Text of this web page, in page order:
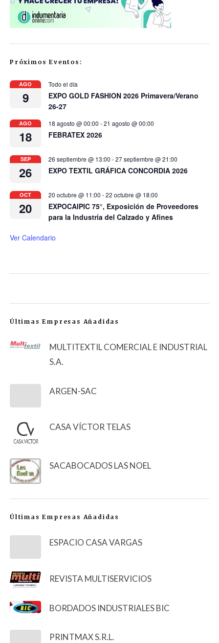
Próximos Eventos:
AGO
9
Todo el día
EXPO GOLD FASHION 2026 Primavera/Verano
26-27
AGO
18
18 agosto @ 00:00 -21 agosto @ 00:00
FEBRATEX 2026
SEP
26
26 septiembre @ 13:00 -27 septiembre @ 21:00
EXPO TEXTIL GRÁFICA CONCORDIA 2026
OCT
20
20 octubre @ 11:00 -22 octubre @ 18:00
EXPOCAIPIC 75°, Exposición de Proveedores
para la Industria del Calzado y Afines
Ver Calendario
Últimas Empresas Añadidas
MULTITEXTIL COMERCIAL E INDUSTRIAL
S.A.
ARGEN-SAC
CASA VÍCTOR TELAS
SACABOCADOS LAS NOEL
Últimas Empresas Añadidas
ESPACIO CASA VARGAS
REVISTA MULTISERVICIOS
BORDADOS INDUSTRIALES BIC
PRINTMAX S.R.L.